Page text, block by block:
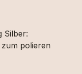
Silber:
polieren